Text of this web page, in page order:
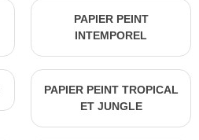
PAPIER PEINT
INTEMPOREL
PAPIER PEINT TROPICAL
ET JUNGLE